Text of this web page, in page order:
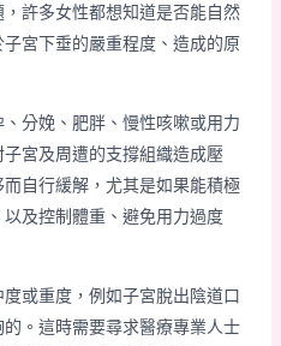
許多女性都想知道是否能自然
宮下垂的嚴重程度、造成的原
分娩、肥胖、慢性咳嗽或用力
宮及周遭的支撐組織造成壓
自行緩解，尤其是如果能積極
及控制體重、避免用力過度
或重度，例如子宮脫出陰道口
。這時需要尋求醫療專業人士